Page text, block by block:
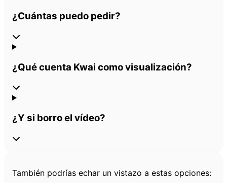
¿Cuántas puedo pedir?
¿Qué cuenta Kwai como visualización?
¿Y si borro el vídeo?
También podrías echar un vistazo a estas opciones: